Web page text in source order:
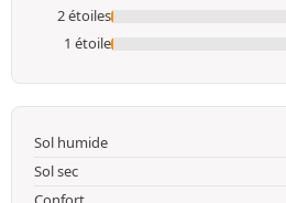
2 étoiles
1 étoile
Sol humide
Sol sec